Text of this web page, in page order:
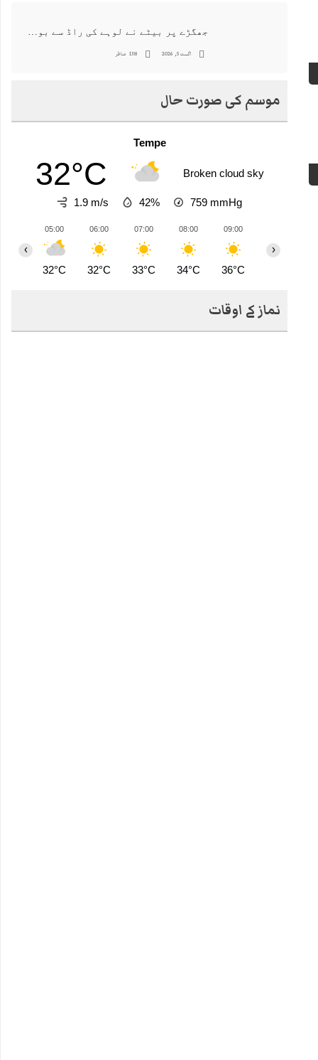
جھگڑے پر بیٹے نے لوہے کی راڈ سے بوڑھی ماں اور ہمسائی کو قتل کردیا
اگست 5, 2026 138 مناظر
موسم کی صورت حال
Tempe
32°C Broken cloud sky
1.9 m/s 42% 759 mmHg
05:00
32°C
06:00
32°C
07:00
33°C
08:00
34°C
09:00
36°C
‹ ›
نماز کے اوقات